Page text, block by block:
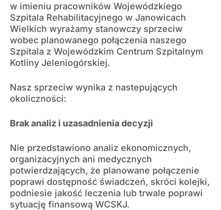
w imieniu pracowników Wojewódzkiego
Szpitala Rehabilitacyjnego w Janowicach
Wielkich wyrażamy stanowczy sprzeciw
wobec planowanego połączenia naszego
Szpitala z Wojewódzkim Centrum Szpitalnym
Kotliny Jeleniogórskiej.
Nasz sprzeciw wynika z nastepujących
okoliczności:
Brak analiz i uzasadnienia decyzji
Nie przedstawiono analiz ekonomicznych,
organizacyjnych ani medycznych
potwierdzających, że planowane połączenie
poprawi dostępność świadczeń, skróci kolejki,
podniesie jakość leczenia lub trwale poprawi
sytuację finansową WCSKJ.